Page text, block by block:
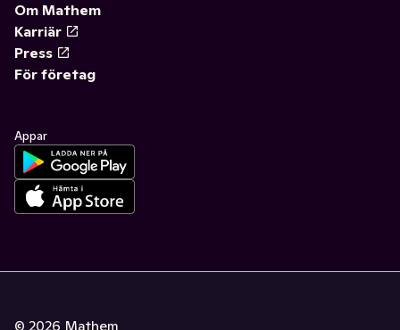
Om Mathem
Karriär
Press
För företag
Appar
© 2026 Mathem